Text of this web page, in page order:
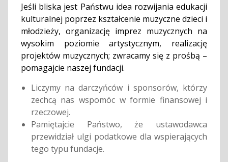
Jeśli bliska jest Państwu idea rozwijania edukacji
kulturalnej poprzez kształcenie muzyczne dzieci i
młodzieży, organizację imprez muzycznych na
wysokim poziomie artystycznym, realizację
projektów muzycznych; zwracamy się z prośbą –
pomagajcie naszej fundacji.
Liczymy na darczyńców i sponsorów, którzy
zechcą nas wspomóc w formie finansowej i
rzeczowej.
Pamiętajcie Państwo, że ustawodawca
przewidział ulgi podatkowe dla wspierających
tego typu fundacje.